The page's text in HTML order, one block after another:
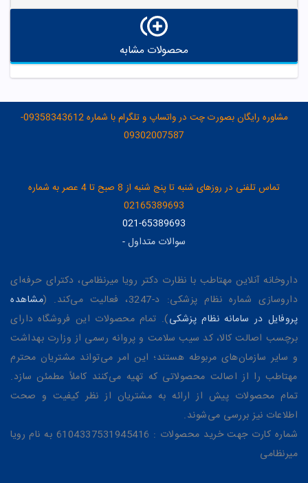
محصولات مشابه
مشاوره رایگان بصورت چت در واتساپ و تلگرام با شماره 09358343612-
09302007587
تماس تلفنی در روزهای شنبه تا پنج شنبه از 8 صبح تا 4 عصر به شماره
02165389693
021-65389693
سوالات متداول-
داروخانه آنلاین مهتاطب با نظارت دکتر رویا میرنظامی، دکترای حرفه‌ای
داروسازی شماره نظام پزشکی: د-3247، فعالیت می‌کند. (
مشاهده
پروفایل در سامانه نظام پزشکی). تمام محصولات این فروشگاه دارای
برچسب اصالت کالا، کد سیب سلامت و پروانه رسمی از وزارت بهداشت
و سایر سازمان‌های مربوطه هستند؛ این امر می‌تواند مشتریان محترم
مهتاطب را از اصالت محصولاتی که تهیه می‌کنند کاملاً مطمئن سازد.
تمام محصولات پیش از ارائه به مشتریان از نظر کیفیت و صحت
اطلاعات نیز بررسی می‌شوند.
شماره کارت جهت خرید محصولات : 6104337531945416 به نام رویا
میرنظامی